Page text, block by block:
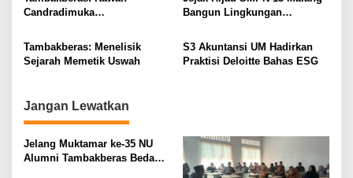
t
o
Candradimuka
Ulama
Bangun Lingkungan
Tambakberas: Menelisik
Sejarah Memetik Uswah
S3 Akuntansi UM Hadirkan
Praktisi Deloitte Bahas ESG
Jangan Lewatkan
Jelang Muktamar ke-35 NU
Alumni Tambakberas Bedah